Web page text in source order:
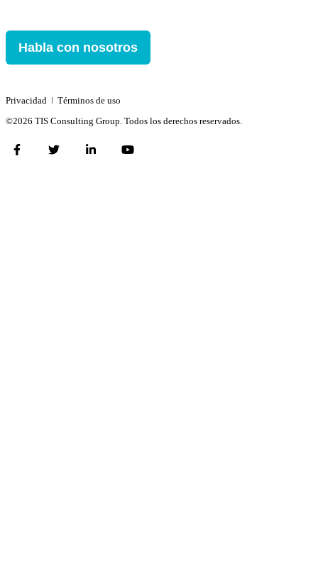
Habla con nosotros
Privacidad ǀ Términos de uso
©2026 TIS Consulting Group. Todos los derechos reservados.